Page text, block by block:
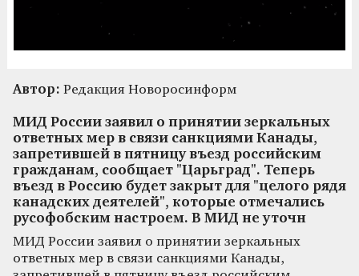
Автор: Редакция Новоросинформ
МИД России заявил о принятии зеркальных
ответных мер в связи санкциями Канады,
запретившей в пятницу въезд российским
гражданам, сообщает "Царьград". Теперь
въезд в Россию будет закрыт для "целого рядя
канадских деятелей", которые отмечались
русофобским настроем. В МИД не уточн
МИД России заявил о принятии зеркальных
ответных мер в связи санкциями Канады,